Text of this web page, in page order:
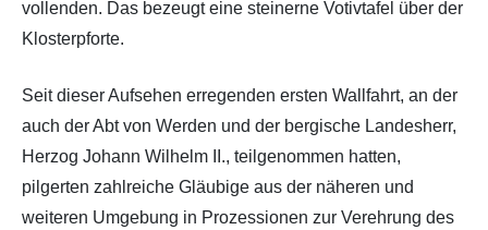
vollenden. Das bezeugt eine steinerne Votivtafel über der
Klosterpforte.
Seit dieser Aufsehen erregenden ersten Wallfahrt, an der
auch der Abt von Werden und der bergische Landesherr,
Herzog Johann Wilhelm II., teilgenommen hatten,
pilgerten zahlreiche Gläubige aus der näheren und
weiteren Umgebung in Prozessionen zur Verehrung des